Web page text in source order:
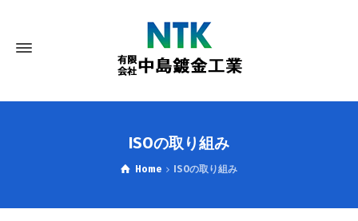
ISOの取り組み
Home ISOの取り組み